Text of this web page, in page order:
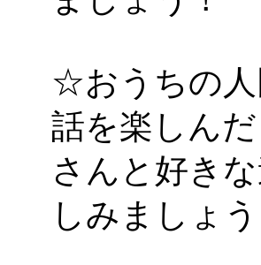
☆おうちの人
話を楽しん
さんと好き
しみましょう